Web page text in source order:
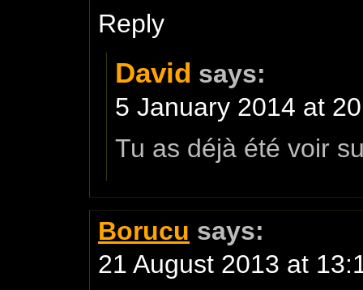
Reply
David says:
5 January 2014 at
Tu as déjà été voir
Borucu says:
21 August 2013 at